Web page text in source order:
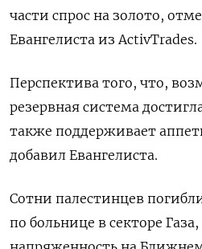
части спрос на золото,
Евангелиста из ActivTrades.
Перспектива того, что,
резервная система
также поддерживает
добавил Евангелиста.
Сотни палестинцев
по больнице в секторе